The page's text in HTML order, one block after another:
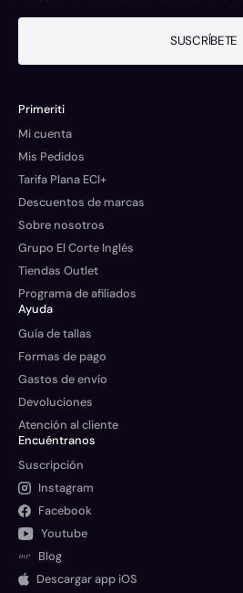
SUSCRÍBETE
Primeriti
Mi cuenta
Mis Pedidos
Tarifa Plana ECI+
Descuentos de marcas
Sobre nosotros
Grupo El Corte Inglés
Tiendas Outlet
Programa de afiliados
Ayuda
Guía de tallas
Formas de pago
Gastos de envío
Devoluciones
Atención al cliente
Encuéntranos
Suscripción
Instagram
Facebook
Youtube
Blog
Descargar app iOS